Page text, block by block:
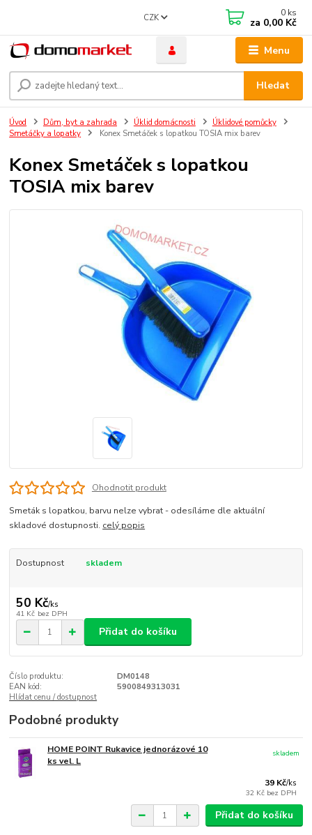
Menu
CZK
Hledat
0 ks
za 0,00 Kč
Úvod Dům, byt a zahrada Úklid domácnosti
Úklidové pomůcky
Smetáčky a lopatky
Konex Smetáček s lopatkou TOSIA mix barev
Konex Smetáček s lopatkou
TOSIA mix barev
Ohodnotit produkt
Smeták s lopatkou, barvu nelze vybrat - odesíláme dle aktuální
skladové dostupnosti. celý popis
Dostupnost skladem
50 Kč/ks
41 Kč bez DPH
Přidat do košíku
Číslo produktu:
DM0148
EAN kód:
5900849313031
Hlídat cenu / dostupnost
Podobné produkty
HOME POINT Rukavice jednorázové 10
ks vel. L
39 Kč/ks
32 Kč bez DPH
skladem
Přidat do košíku